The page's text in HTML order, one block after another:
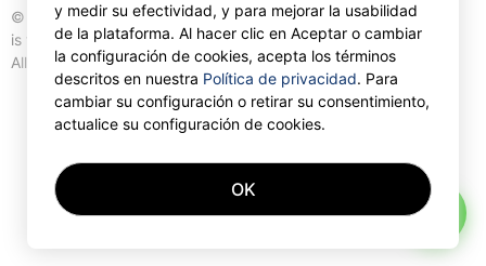
© Gettransport International Limited. GetTransport®
is trademark of Gettransport International Limited.
All rights reserved.
y medir su efectividad, y para mejorar la usabilidad
de la plataforma. Al hacer clic en Aceptar o cambiar
la configuración de cookies, acepta los términos
descritos en nuestra Política de privacidad. Para
cambiar su configuración o retirar su consentimiento,
actualice su configuración de cookies.
OK
AI